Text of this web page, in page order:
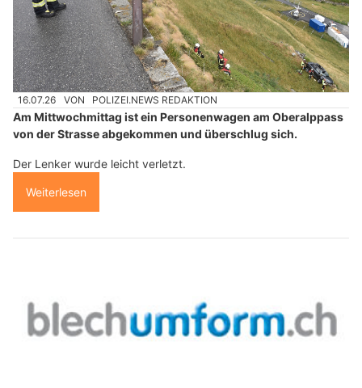
16.07.26 VON POLIZEI.NEWS REDAKTION
Am Mittwochmittag ist ein Personenwagen am Oberalppass
von der Strasse abgekommen und überschlug sich.
Der Lenker wurde leicht verletzt.
Weiterlesen